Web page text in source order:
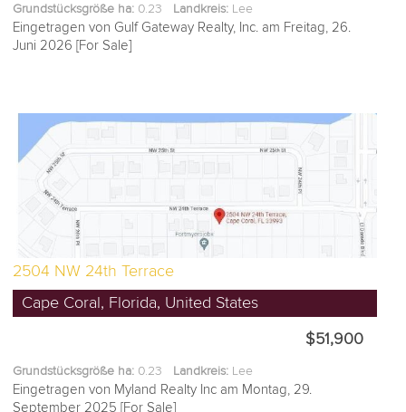
Grundstücksgröße ha: 0.23 Landkreis: Lee
Eingetragen von Gulf Gateway Realty, Inc. am Freitag, 26.
Juni 2026 [For Sale]
2504 NW 24th Terrace
Cape Coral, Florida, United States
$51,900
Grundstücksgröße ha: 0.23 Landkreis: Lee
Eingetragen von Myland Realty Inc am Montag, 29.
September 2025 [For Sale]